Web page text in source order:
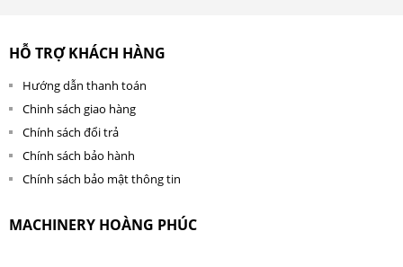
HỖ TRỢ KHÁCH HÀNG
Hướng dẫn thanh toán
Chinh sách giao hàng
Chính sách đổi trả
Chính sách bảo hành
Chính sách bảo mật thông tin
MACHINERY HOÀNG PHÚC